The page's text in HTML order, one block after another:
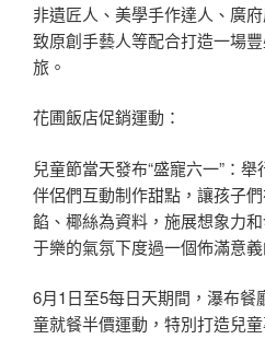
非遺匠人、美學手作達人、廣
致原創手藝人等配合打造一場
旅。
花圃飯店促銷運動：
兒童節當天發布“盛寵六一”：
伴侶們互動制作甜點，讓孩子
餡、椰絲為資料，施展想象力
于樂的氣氛下度過一個佈滿意義
6月1日至5每日天期間，瀑布餐
童就餐半價運動，特別打造兒